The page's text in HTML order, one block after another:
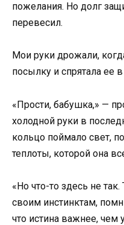
пожелания. Но долг
перевесил.
Мои руки дрожали,
посылку и спрятала ее
«Прости, бабушка,» —
холодной руки в
кольцо поймало свет,
теплоты, которой она
«Но что-то здесь не
своим инстинктам,
что истина важнее, чем